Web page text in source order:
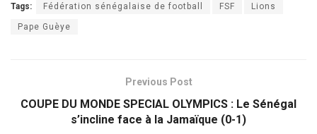
Tags: Fédération sénégalaise de football FSF Lions
Pape Guèye
Previous Post
COUPE DU MONDE SPECIAL OLYMPICS : Le Sénégal
s’incline face à la Jamaïque (0-1)